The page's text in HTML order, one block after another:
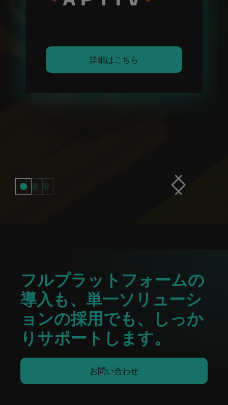
詳細はこちら
フルプラットフォームの
導入も、単一ソリューシ
ョンの採用でも、しっか
りサポートします。
お問い合わせ